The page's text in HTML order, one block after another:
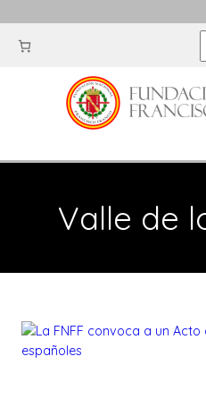
al
contenido
e
r
c
Valle de